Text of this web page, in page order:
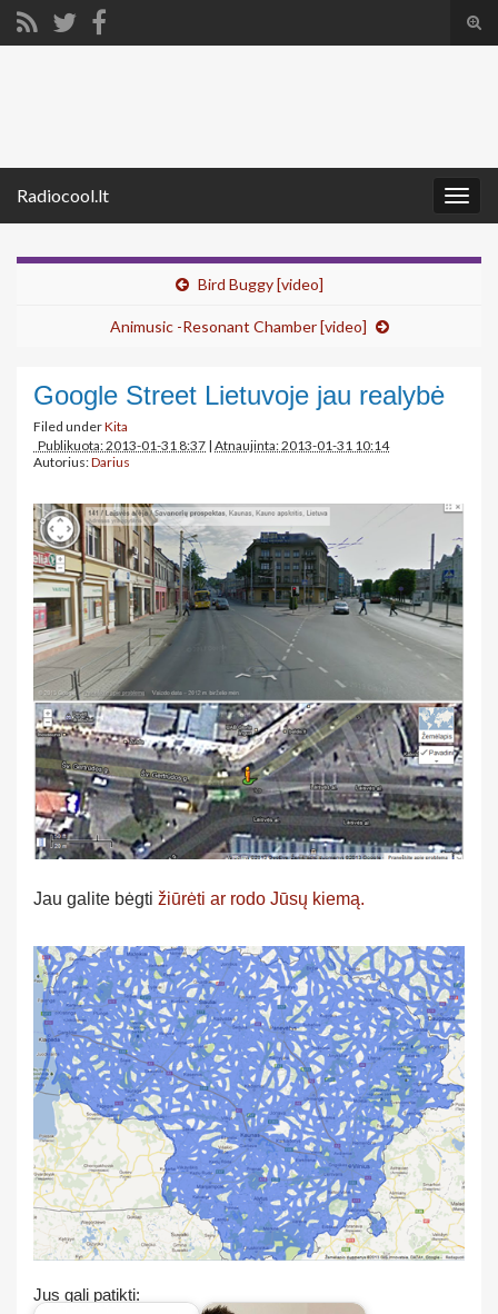
Radiocool.lt
Bird Buggy [video]
Animusic -Resonant Chamber [video]
Google Street Lietuvoje jau realybė
Filed underKita
Publikuota: 2013-01-31 8:37 | Atnaujinta: 2013-01-31 10:14
Autorius:Darius
Jau galite bėgti žiūrėti ar rodo Jūsų kiemą.
Jus gali patikti: